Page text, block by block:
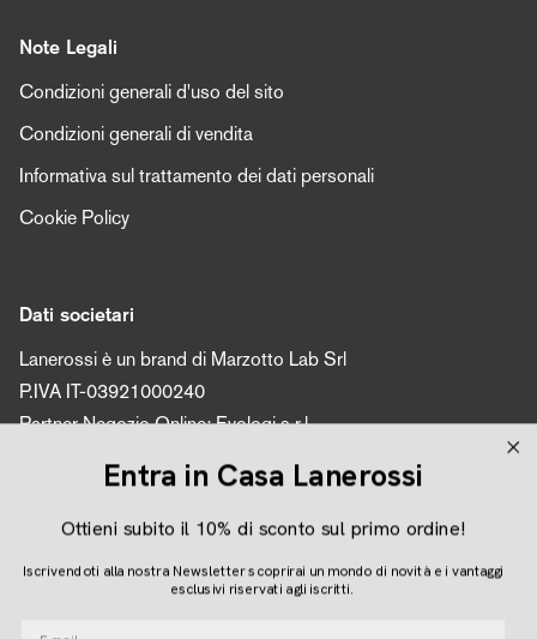
Note Legali
Condizioni generali d'uso del sito
Condizioni generali di vendita
Informativa sul trattamento dei dati personali
Cookie Policy
Dati societari
Lanerossi è un brand di Marzotto Lab Srl
P.IVA IT-03921000240
Partner Negozio Online: Evologi s.r.l.
Seguici
Entra in Casa Lanerossi
Ottieni subito il 10% di sconto sul primo ordine!
Iscrivendoti alla nostra Newsletter scoprirai un mondo di novità e i vantaggi
esclusivi riservati agli iscritti.